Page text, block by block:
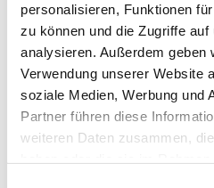
personalisieren, Funktionen
zu können und die Zugriffe
analysieren. Außerdem geben
Verwendung unserer Website
soziale Medien, Werbung und
Partner führen diese
weiteren Daten zusammen,